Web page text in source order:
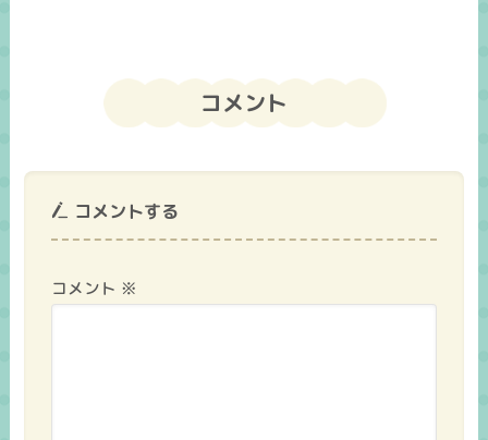
コメント
コメントする
コメント ※